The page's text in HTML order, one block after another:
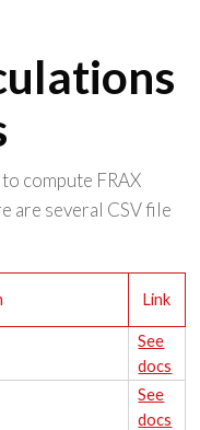
compute FRAX
are several CSV file
Link
See
docs
See
docs